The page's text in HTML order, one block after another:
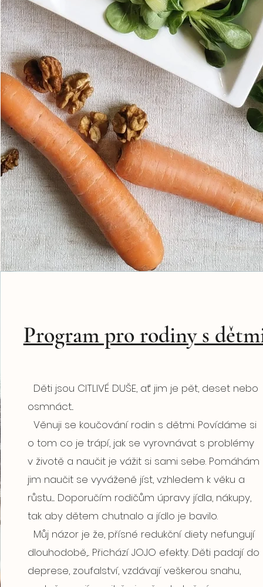
Program pro rodiny s
Děti jsou CITLIVÉ DUŠE, ať jim je pět, deset nebo
osmnáct...
Věnuji se koučování rodin s dětmi. Povídáme si
o tom co je trápí, jak se vyrovnávat s problémy
v životě a naučit je vážit si sami sebe. Pomáhám
jim naučit se vyváženě jíst, vzhledem k věku a
růstu..... Doporučím rodičům úpravy jídla, nákupy,
tak aby dětem chutnalo a jídlo je bavilo.
Můj názor je že, přísné redukční diety nefungují
dlouhodobě,... Přichází JOJO efekty. Děti padají do
deprese, zoufalství, vzdávají veškerou snahu,